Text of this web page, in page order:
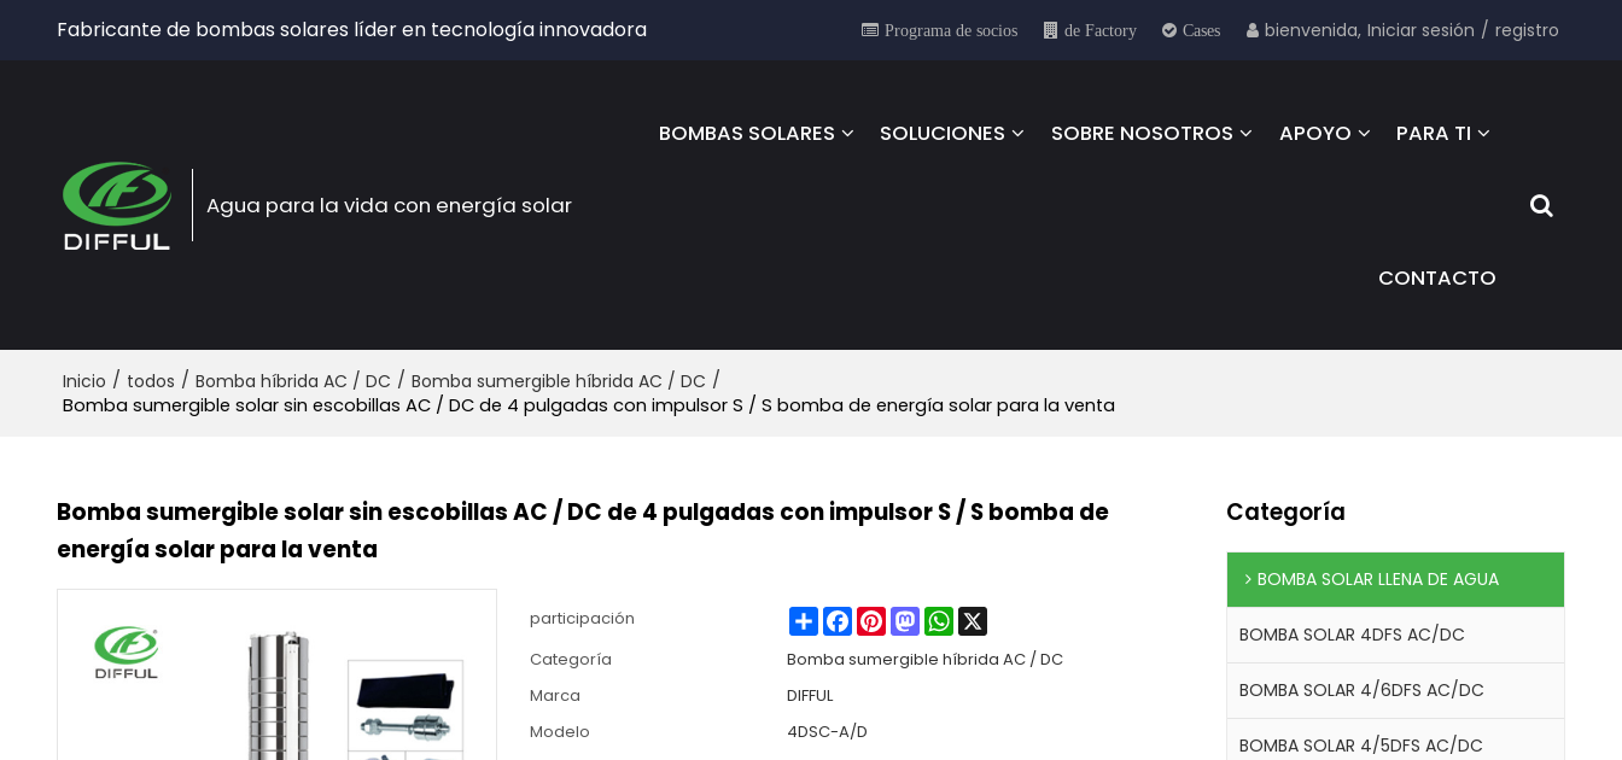
Fabricante de bombas solares líder en tecnología innovadora Programa de socios de Factory Cases bienvenida, Iniciar sesión / registro
Agua para la vida con energía solar
BOMBAS SOLARES SOLUCIONES SOBRE NOSOTROS APOYO PARA TI
CONTACTO
Inicio / todos / Bomba híbrida AC / DC / Bomba sumergible híbrida AC / DC /
Bomba sumergible solar sin escobillas AC / DC de 4 pulgadas con impulsor S / S bomba de energía solar para la venta
Bomba sumergible solar sin escobillas AC / DC de 4 pulgadas con impulsor S / S bomba de
energía solar para la venta
participación ShareFacebook
PinterestMastodonWhatsApp
Categoría
Bomba sumergible híbrida AC / DC
Marca
DIFFUL
Modelo
4DSC-A/D
Categoría
BOMBA SOLAR LLENA DE AGUA
BOMBA SOLAR 4DFS AC/DC
BOMBA SOLAR 4/6DFS AC/DC
BOMBA SOLAR 4/5DFS AC/DC